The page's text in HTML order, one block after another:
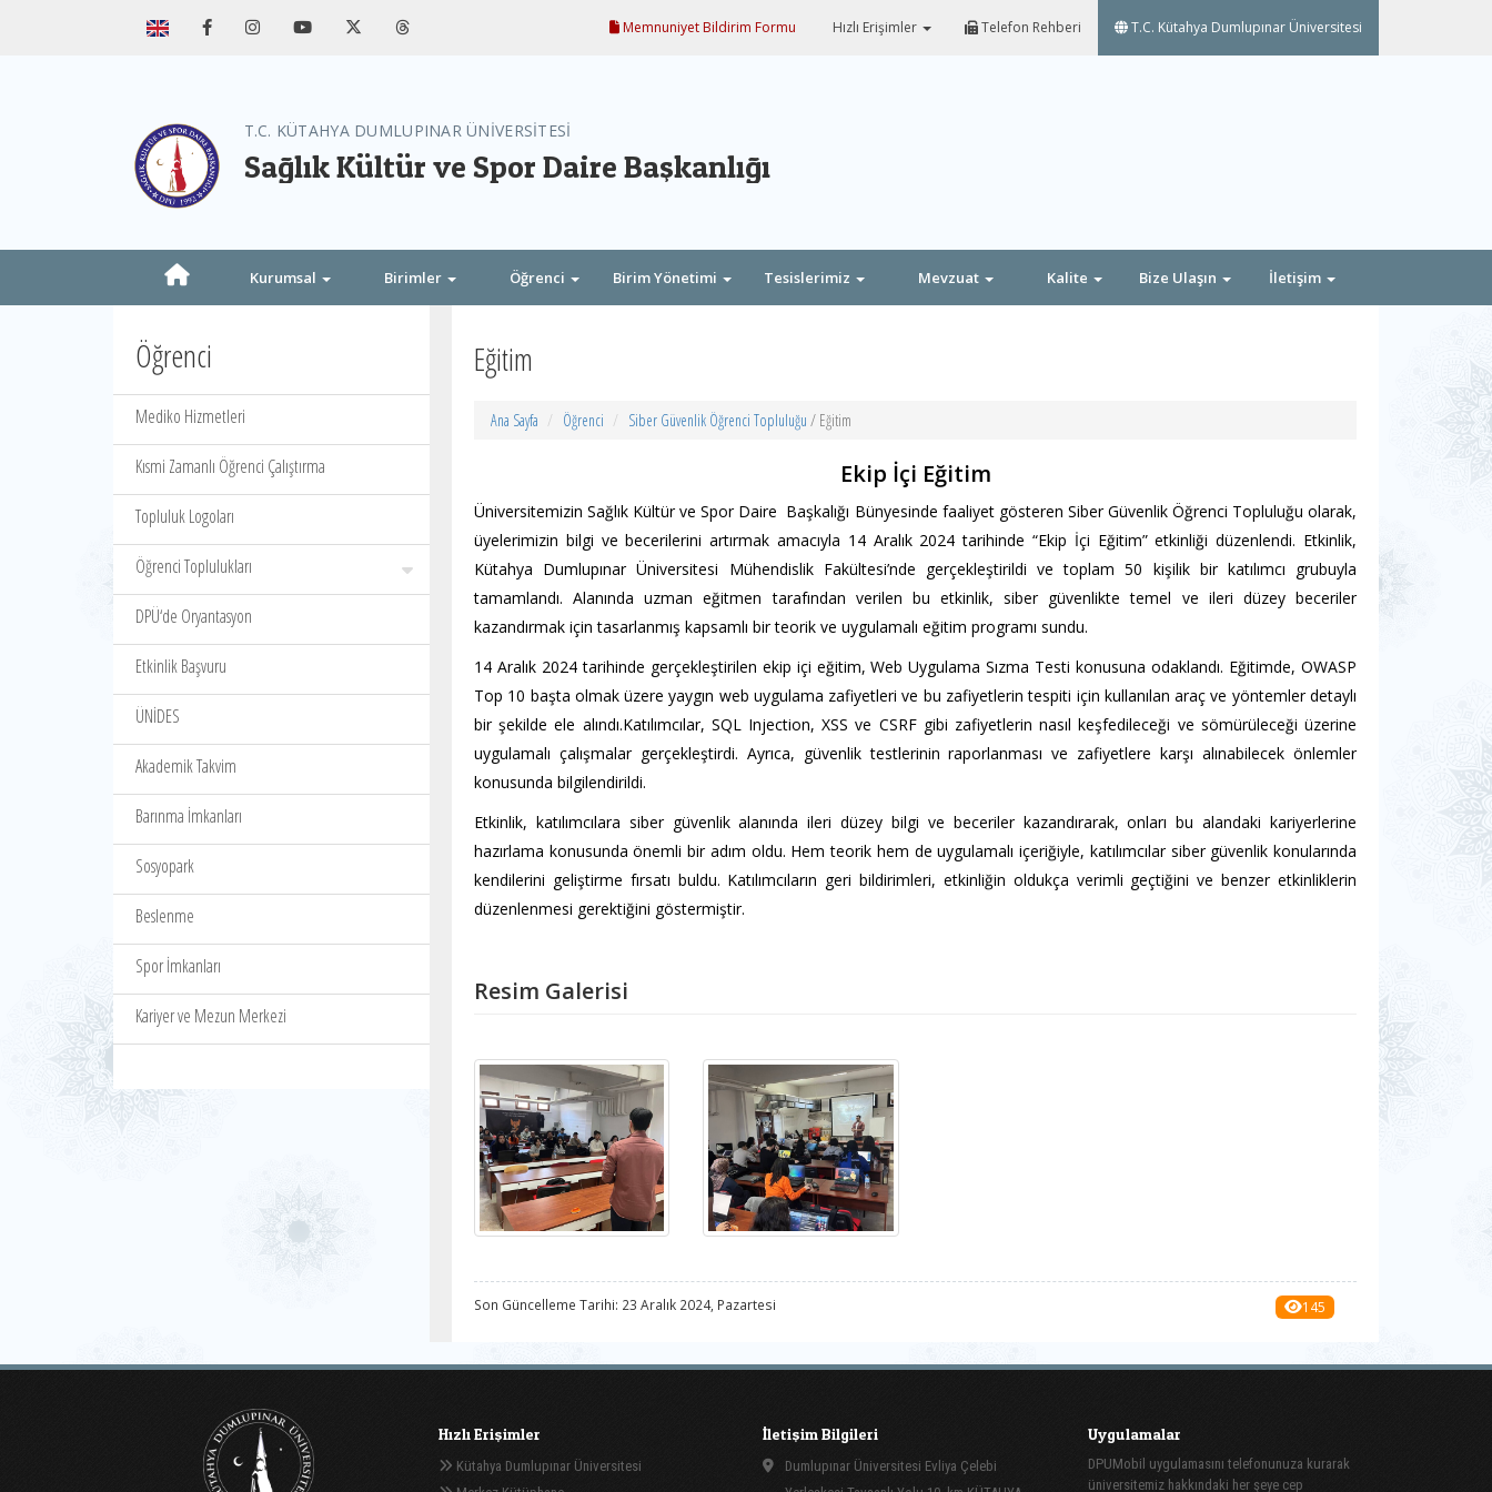
Memnuniyet Bildirim Formu Hızlı Erişimler Telefon Rehberi T.C. Kütahya Dumlupınar Üniversitesi
T.C. KÜTAHYA DUMLUPINAR ÜNİVERSİTESİ
Sağlık Kültür ve Spor Daire Başkanlığı
Kurumsal Birimler Öğrenci Birim Yönetimi Tesislerimiz Mevzuat Kalite Bize Ulaşın İletişim
Öğrenci
Mediko Hizmetleri
Kısmi Zamanlı Öğrenci Çalıştırma
Topluluk Logoları
Öğrenci Toplulukları
DPÜ‘de Oryantasyon
Etkinlik Başvuru
ÜNİDES
Akademik Takvim
Barınma İmkanları
Sosyopark
Beslenme
Spor İmkanları
Kariyer ve Mezun Merkezi
Eğitim
Ana Sayfa Öğrenci Siber Güvenlik Öğrenci Topluluğu / Eğitim
Ekip İçi Eğitim
Üniversitemizin Sağlık Kültür ve Spor Daire Başkalığı Bünyesinde faaliyet gösteren Siber Güvenlik Öğrenci Topluluğu olarak,
üyelerimizin bilgi ve becerilerini artırmak amacıyla 14 Aralık 2024 tarihinde “Ekip İçi Eğitim” etkinliği düzenlendi. Etkinlik,
Kütahya Dumlupınar Üniversitesi Mühendislik Fakültesi’nde gerçekleştirildi ve toplam 50 kişilik bir katılımcı grubuyla
tamamlandı. Alanında uzman eğitmen tarafından verilen bu etkinlik, siber güvenlikte temel ve ileri düzey beceriler
kazandırmak için tasarlanmış kapsamlı bir teorik ve uygulamalı eğitim programı sundu.
14 Aralık 2024 tarihinde gerçekleştirilen ekip içi eğitim, Web Uygulama Sızma Testi konusuna odaklandı. Eğitimde, OWASP
Top 10 başta olmak üzere yaygın web uygulama zafiyetleri ve bu zafiyetlerin tespiti için kullanılan araç ve yöntemler detaylı
bir şekilde ele alındı.Katılımcılar, SQL Injection, XSS ve CSRF gibi zafiyetlerin nasıl keşfedileceği ve sömürüleceği üzerine
uygulamalı çalışmalar gerçekleştirdi. Ayrıca, güvenlik testlerinin raporlanması ve zafiyetlere karşı alınabilecek önlemler
konusunda bilgilendirildi.
Etkinlik, katılımcılara siber güvenlik alanında ileri düzey bilgi ve beceriler kazandırarak, onları bu alandaki kariyerlerine
hazırlama konusunda önemli bir adım oldu. Hem teorik hem de uygulamalı içeriğiyle, katılımcılar siber güvenlik konularında
kendilerini geliştirme fırsatı buldu. Katılımcıların geri bildirimleri, etkinliğin oldukça verimli geçtiğini ve benzer etkinliklerin
düzenlenmesi gerektiğini göstermiştir.
Resim Galerisi
Son Güncelleme Tarihi: 23 Aralık 2024, Pazartesi 145
Hızlı Erişimler
Kütahya Dumlupınar Üniversitesi
İletişim Bilgileri
Dumlupınar Üniversitesi Evliya Çelebi
Uygulamalar
DPUMobil uygulamasını telefonunuza kurarak
üniversitemiz hakkındaki her şeye cep